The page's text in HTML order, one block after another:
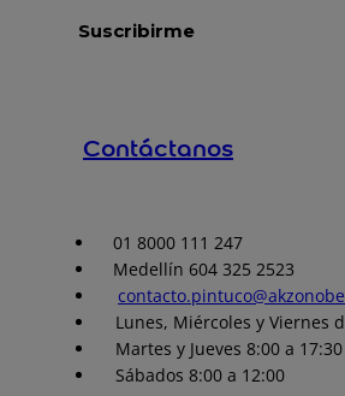
Contáctanos
01 8000 111 247
Medellín 604 325 2523
Lunes, Miércoles y Viernes
Martes y Jueves 8:00 a 17:30
Sábados 8:00 a 12:00